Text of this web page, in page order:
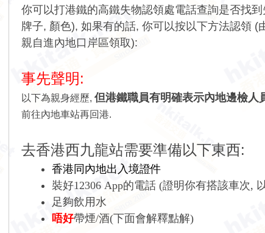
你可以打港鐵的高鐵失物認領處電話查詢是否找
牌子, 顏色), 如果有的話, 你可以按以下方法認領 (
親自進內地口岸區領取):
事先聲明:
以下為親身經歷,但港鐵職員有明確表示內地邊檢人
前往內地車站再回港.
去香港西九龍站需要準備以下東西:
香港同內地出入境證件
裝好12306 App的電話 (證明你有搭該車次,
足夠飲用水
唔好帶煙/酒(下面會解釋點解)